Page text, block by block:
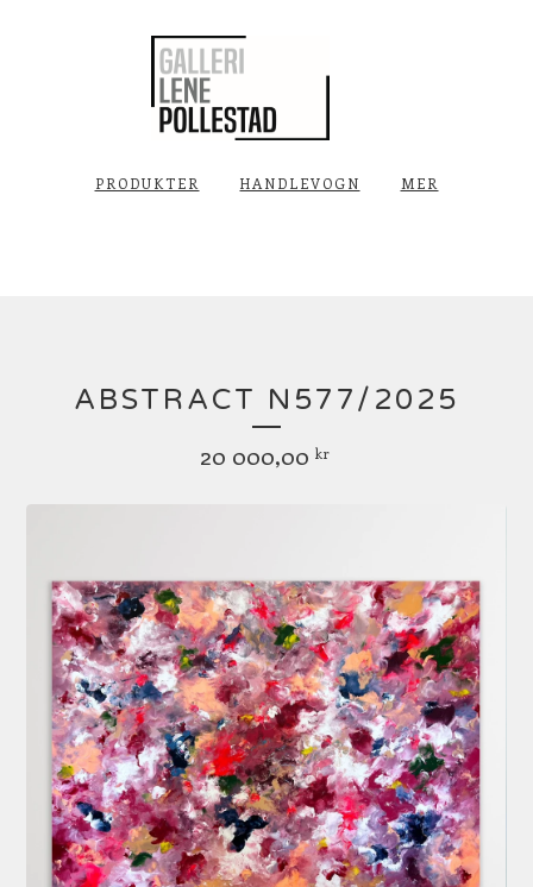
PRODUKTER HANDLEVOGN MER
ABSTRACT N577/2025
20 000,00 kr